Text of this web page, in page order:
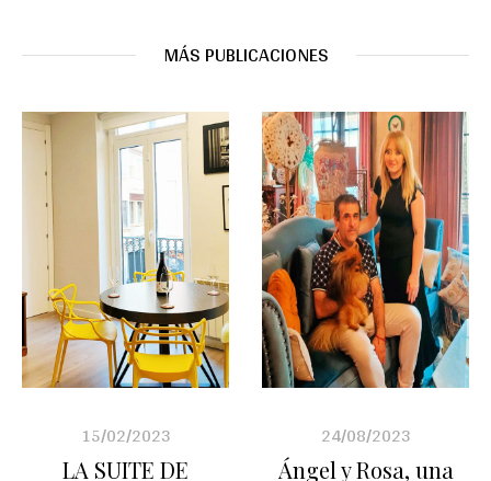
MÁS PUBLICACIONES
15/02/2023
LA SUITE DE
24/08/2023
Ángel y Rosa, una